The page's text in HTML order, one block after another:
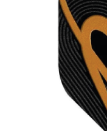
Produktseite
gewählt